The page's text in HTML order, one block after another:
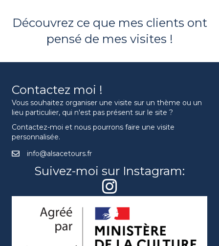
Découvrez ce que mes clients ont
pensé de mes visites !
Contactez moi !
Vous souhaitez organiser une visite sur un thème ou un
lieu particulier, qui n'est pas présent sur le site ?
Contactez-moi et nous pourrons faire une visite
personnalisée.
info@alsacetours.fr
Suivez-moi sur Instagram: